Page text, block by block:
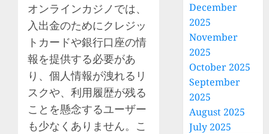
オンラインカジノでは、
入出金のためにクレジッ
トカードや銀行口座の情
報を提供する必要があ
り、個人情報が洩れるリ
スクや、利用履歴が残る
ことを懸念するユーザー
も少なくありません。こ
December
2025
November
2025
October 2025
September
2025
August 2025
July 2025